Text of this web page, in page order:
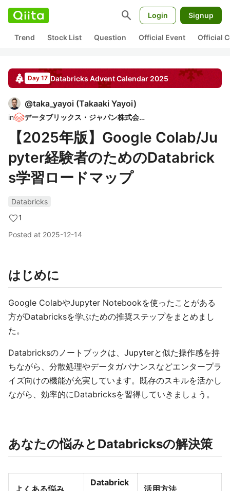
search Login Signup
Trend Stock List Question Official Event Official
Day 17 Databricks Advent Calendar 2025
@taka_yayoi (Takaaki Yayoi)
in データブリックス・ジャパン株式会社
【2025年版】Google Colab/Ju
pyter経験者のためのDatabrick
s学習ロードマップ
Databricks
1
Posted at 2025-12-14
はじめに
Google ColabやJupyter Notebookを使ったことがある
方がDatabricksを学ぶための推奨ステップをまとめまし
た。
Databricksのノートブックは、Jupyterと似た操作感を持
ちながら、分散処理やデータガバナンスなどエンタープラ
イズ向けの機能が充実しています。既存のスキルを活かし
ながら、効率的にDatabricksを習得していきましょう。
あなたの悩みとDatabricksの解決策
よくある悩み
Databrick
活用方法